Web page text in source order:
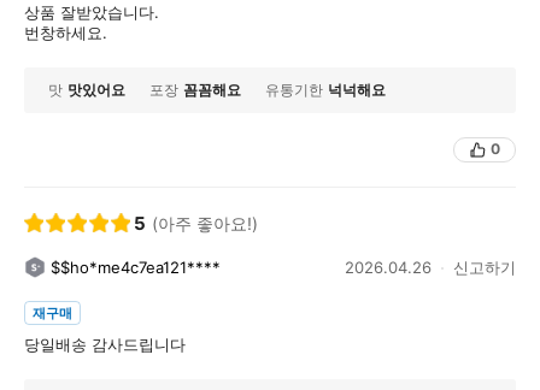
상품 잘받았습니다.
번창하세요.
맛 맛있어요 포장 꼼꼼해요 유통기한 넉넉해요
0
5 (아주 좋아요!)
$$ho*me4c7ea121**** 2026.04.26 신고하기
재구매
당일배송 감사드립니다